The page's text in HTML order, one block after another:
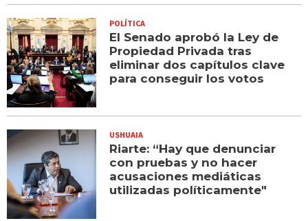
POLÍTICA
El Senado aprobó la Ley de
Propiedad Privada tras
eliminar dos capítulos clave
para conseguir los votos
USHUAIA
Riarte: “Hay que denunciar
con pruebas y no hacer
acusaciones mediáticas
utilizadas políticamente"